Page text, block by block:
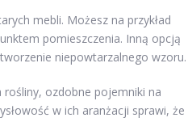
mebli. Możesz na przykład
pomieszczenia. Inną opcją
niepowtarzalnego wzoru.
ozdobne pojemniki na
w ich aranżacji sprawi, że